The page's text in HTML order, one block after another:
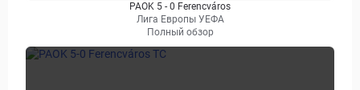
PAOK 5 - 0 Ferencváros
Лига Европы УЕФА
Полный обзор